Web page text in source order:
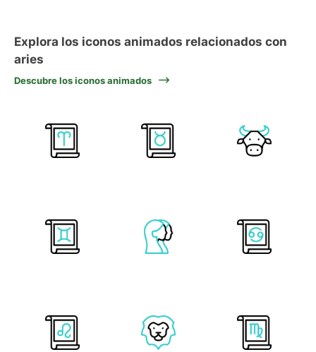
Explora los iconos animados relacionados con
aries
Descubre los iconos animados